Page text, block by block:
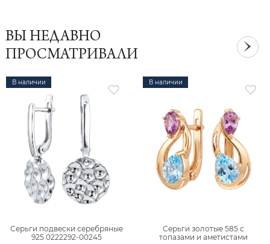
ВЫ НЕДАВНО
ПРОСМАТРИВАЛИ
В наличии
Серьги подвески серебряные
925 0222292-00245
В наличии
Серьги золотые 585 с
топазами и аметистами